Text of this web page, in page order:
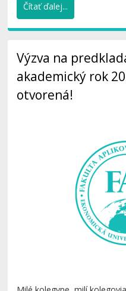
Čítať ďalej...
Výzva na
akademický rok
otvorená!